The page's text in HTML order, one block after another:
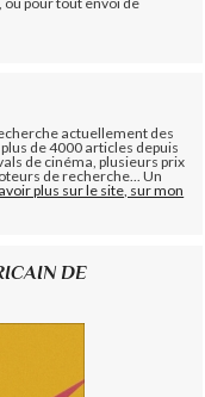
actuellement des
de 4000 articles depuis
de cinéma, plusieurs prix
de recherche... Un
plus sur le site, sur mon
DE